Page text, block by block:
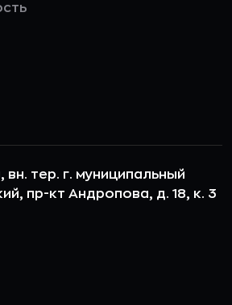
вн. тер. г. муниципальный
пр-кт Андропова, д. 18, к. 3